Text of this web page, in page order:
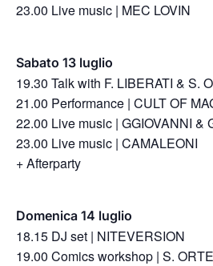
⁠23.00 Live music | MEC LOVIN⁠
Sabato 13 luglio
⁠19.30 Talk with F. LIBERATI & S.
⁠21.00 Performance | CULT OF
⁠22.00 Live music | GGIOVANNI &
⁠23.00 Live music | CAMALEONI
+ Afterparty
Domenica 14 luglio
18.15 DJ set | NITEVERSION
⁠19.00 Comics workshop | S.